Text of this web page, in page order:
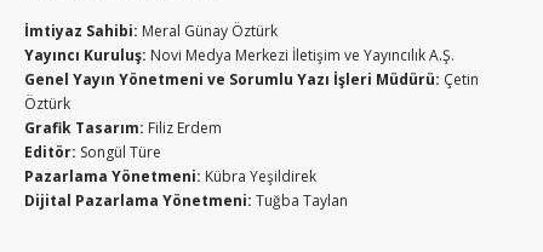
İmtiyaz Sahibi: Meral Günay Öztürk
Yayıncı Kuruluş: Novi Medya Merkezi İletişim ve Yayıncılık A.Ş.
Genel Yayın Yönetmeni ve Sorumlu Yazı İşleri Müdürü: Çetin
Öztürk
Grafik Tasarım: Filiz Erdem
Editör: Songül Türe
Pazarlama Yönetmeni: Kübra Yeşildirek
Dijital Pazarlama Yönetmeni: Tuğba Taylan